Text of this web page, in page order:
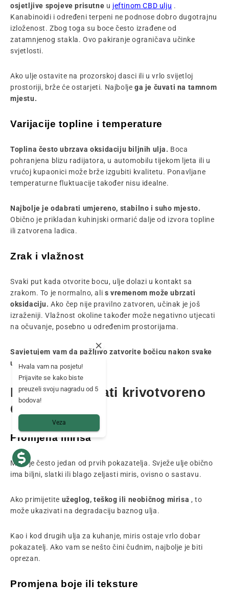
osjetljive spojeve prisutne u jeftinom CBD ulju .
Kanabinoidi i određeni terpeni ne podnose dobro dugotrajnu
izloženost. Zbog toga su boce često izrađene od
zatamnjenog stakla. Ovo pakiranje ograničava učinke
svjetlosti.
Ako ulje ostavite na prozorskoj dasci ili u vrlo svijetloj
prostoriji, brže će ostarjeti. Najbolje ga je čuvati na tamnom
mjestu.
Varijacije topline i temperature
Toplina često ubrzava oksidaciju biljnih ulja. Boca
pohranjena blizu radijatora, u automobilu tijekom ljeta ili u
vrućoj kupaonici može brže izgubiti kvalitetu. Ponavljane
temperaturne fluktuacije također nisu idealne.
Najbolje je odabrati umjereno, stabilno i suho mjesto.
Obično je prikladan kuhinjski ormarić dalje od izvora topline
ili zatvorena ladica.
Zrak i vlažnost
Svaki put kada otvorite bocu, ulje dolazi u kontakt sa
zrakom. To je normalno, ali s vremenom može ubrzati
oksidaciju. Ako čep nije pravilno zatvoren, učinak je još
izraženiji. Vlažnost okoline također može negativno utjecati
na očuvanje, posebno u određenim prostorijama.
Savjetujem vam da pažljivo zatvorite bočicu nakon svake
upotrebe.
Kako prepoznati krivotvoreno
CBD ulje?
Promjena mirisa
Miris je često jedan od prvih pokazatelja. Svježe ulje obično
ima biljni, slatki ili blago zeljasti miris, ovisno o sastavu.
Ako primijetite užeglog, teškog ili neobičnog mirisa , to
može ukazivati ​​na degradaciju baznog ulja.
Kao i kod drugih ulja za kuhanje, miris ostaje vrlo dobar
pokazatelj. Ako vam se nešto čini čudnim, najbolje je biti
oprezan.
Promjena boje ili teksture
Hvala vam na posjetu!
Prijavite se kako biste
preuzeli svoju nagradu od 5
bodova!
Veza